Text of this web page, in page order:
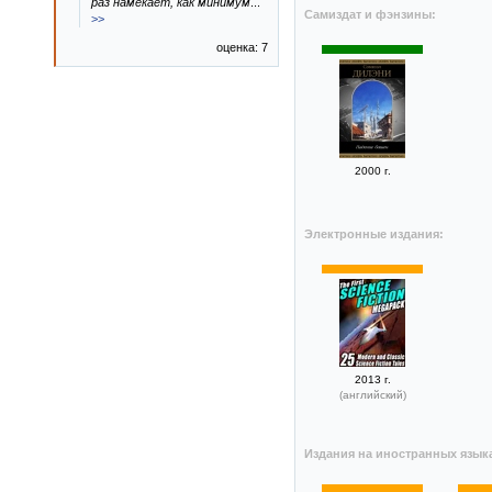
Самиздат и фэнзины:
2000 г.
Электронные издания:
2013 г.
(английский)
Издания на иностранных
>>
оценка: 7